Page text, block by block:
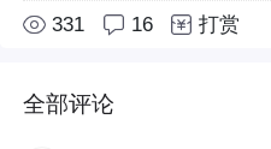
331 16 打赏
全部评论